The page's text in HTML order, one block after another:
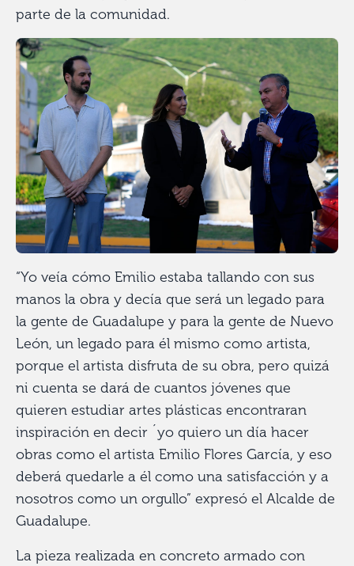
parte de la comunidad.
“Yo veía cómo Emilio estaba tallando con sus
manos la obra y decía que será un legado para
la gente de Guadalupe y para la gente de Nuevo
León, un legado para él mismo como artista,
porque el artista disfruta de su obra, pero quizá
ni cuenta se dará de cuantos jóvenes que
quieren estudiar artes plásticas encontraran
inspiración en decir ´yo quiero un día hacer
obras como el artista Emilio Flores García, y eso
deberá quedarle a él como una satisfacción y a
nosotros como un orgullo” expresó el Alcalde de
Guadalupe.
La pieza realizada en concreto armado con